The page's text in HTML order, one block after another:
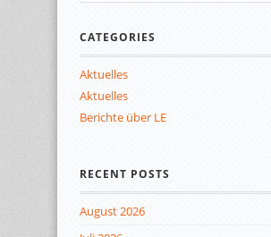
CATEGORIES
Aktuelles
Aktuelles
Berichte über LE
RECENT POSTS
August 2026